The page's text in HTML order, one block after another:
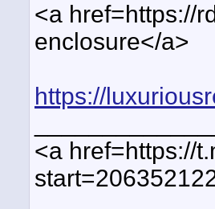
<a href=https://
enclosure</a>
https://
<a href=https://